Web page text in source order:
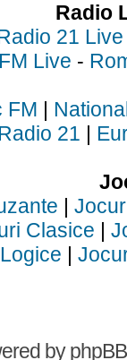
Radio
21 Live
Live -
FM |
21 |
|
Clasice |
|
byphpBB